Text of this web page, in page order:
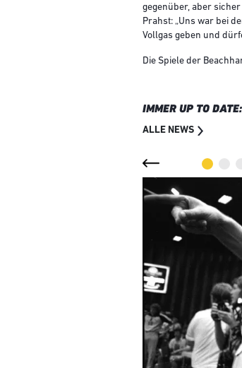
gegenüber, aber
Prahst: „Uns war bei
Vollgas geben und
Die Spiele der
IMMER UP TO
ALLE NEWS